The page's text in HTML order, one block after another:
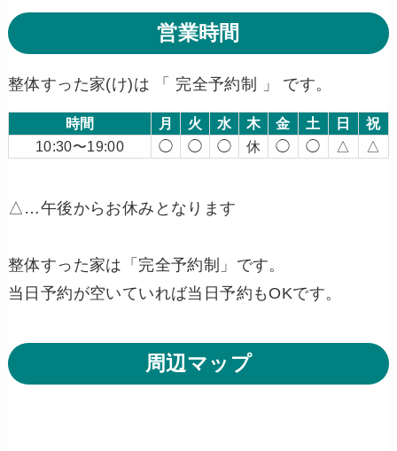
営業時間
整体すった家(け)は 「 完全予約制 」 です。
時間 月 火 水 木 金 土 日
祝
10:30〜19:00
◯ ◯ ◯ 休 ◯ ◯ △ △
△…午後からお休みとなります
整体すった家は「完全予約制」です。
当日予約が空いていれば当日予約もOKです。
周辺マップ